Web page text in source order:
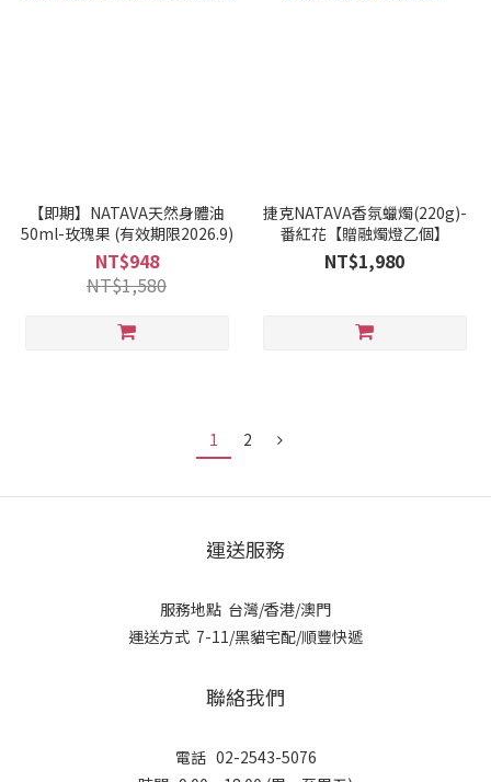
【即期】NATAVA天然身體油
50ml-玫瑰果 (有效期限2026.9)
NT$948
NT$1,580
捷克NATAVA香氛蠟燭(220g)-
番紅花【贈融燭燈乙個】
NT$1,980
1 2
運送服務
服務地點 台灣/香港/澳門
運送方式 7-11/黑貓宅配/順豐快遞
聯絡我們
電話 02-2543-5076